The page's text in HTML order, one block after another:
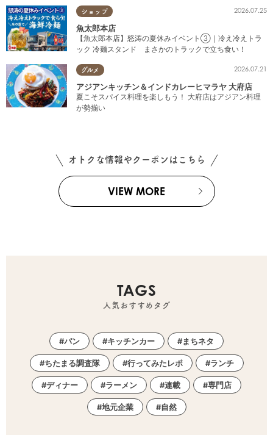
ショップ 2026.07.25
魚太郎本店
【魚太郎本店】怒涛の夏休みイベント③｜冷え冷えトラ
ック 冷麺スタンド まさかのトラックで立ち食い！
グルメ 2026.07.21
アジアンキッチン＆インドカレーヒマラヤ 大府店
夏こそスパイス料理を楽しもう！ 大府店はアジアン料理
が勢揃い
オトクな情報やクーポンはこちら
VIEW MORE
TAGS
人気おすすめタグ
パン キッチンカー まちネタ
ちたまる調査隊 行ってみたレポ ランチ
ディナー ラーメン 連載 専門店
地元企業 自然